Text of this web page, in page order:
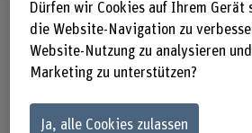
Steckbrief
Beteiligte Departemente
Technik und Informatik
Dürfen wir Cookies auf Ihrem Gerät
die Website-Navigation zu
Website-Nutzung zu analysieren
Marketing zu unterstützen?
Ja, alle Cookies zulassen